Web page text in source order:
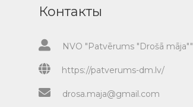
Контакты
NVO "Patvērums "Drošā māja""
https://patverums-dm.lv/
drosa.maja@gmail.com